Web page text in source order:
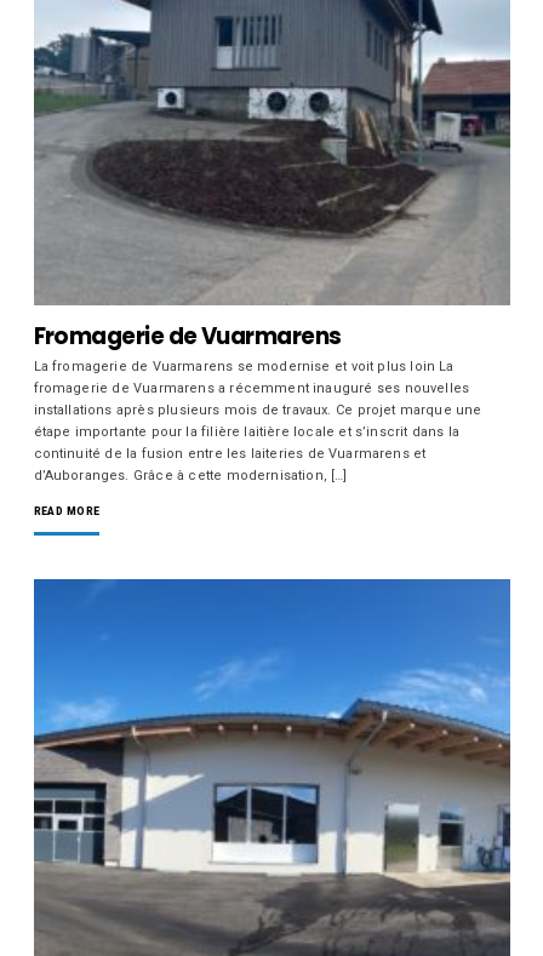
Fromagerie de Vuarmarens
La fromagerie de Vuarmarens se modernise et voit plus loin La
fromagerie de Vuarmarens a récemment inauguré ses nouvelles
installations après plusieurs mois de travaux. Ce projet marque une
étape importante pour la filière laitière locale et s’inscrit dans la
continuité de la fusion entre les laiteries de Vuarmarens et
d’Auboranges. Grâce à cette modernisation, […]
READ MORE